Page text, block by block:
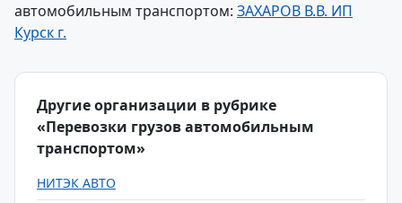
автомобильным транспортом: ЗАХАРОВ В.В. ИП
Курск г.
Другие организации в рубрике
«Перевозки грузов автомобильным
транспортом»
НИТЭК АВТО